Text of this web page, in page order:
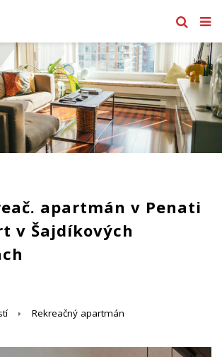
apartmán v Penati
v Šajdíkových
Rekreačný apartmán